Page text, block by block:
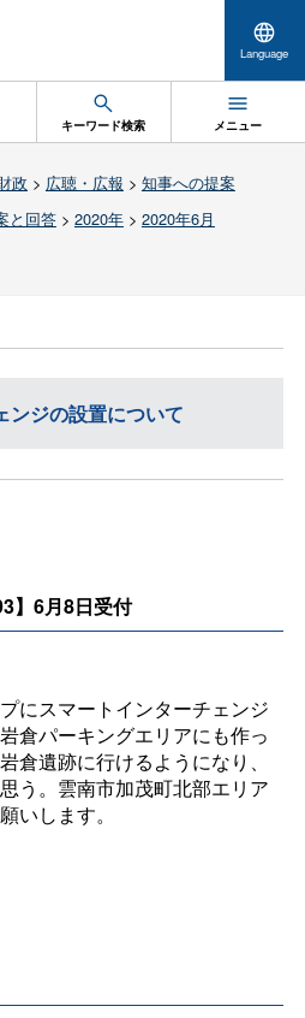
Language
キーワード検索 メニュー
政 > 広聴・広報 > 知事への提案
と回答> 2020年> 2020年6月
ンジの設置について
】6月8日受付
にスマートインターチェンジ
倉パーキングエリアにも作っ
倉遺跡に行けるようになり、
う。雲南市加茂町北部エリア
いします。